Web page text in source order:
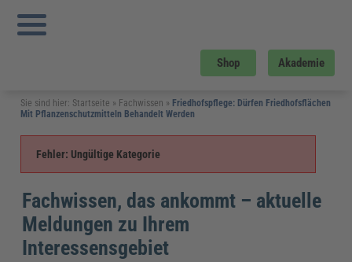
Shop Akademie
Upgrade your summer
Upgrade yourself
Sie sind hier: Startseite » Fachwissen » Friedhofspflege: Dürfen Friedhofsflächen
Mit Pflanzenschutzmitteln Behandelt Werden
Fehler: Ungültige Kategorie
Fachwissen, das ankommt – aktuelle
Meldungen zu Ihrem
Interessensgebiet